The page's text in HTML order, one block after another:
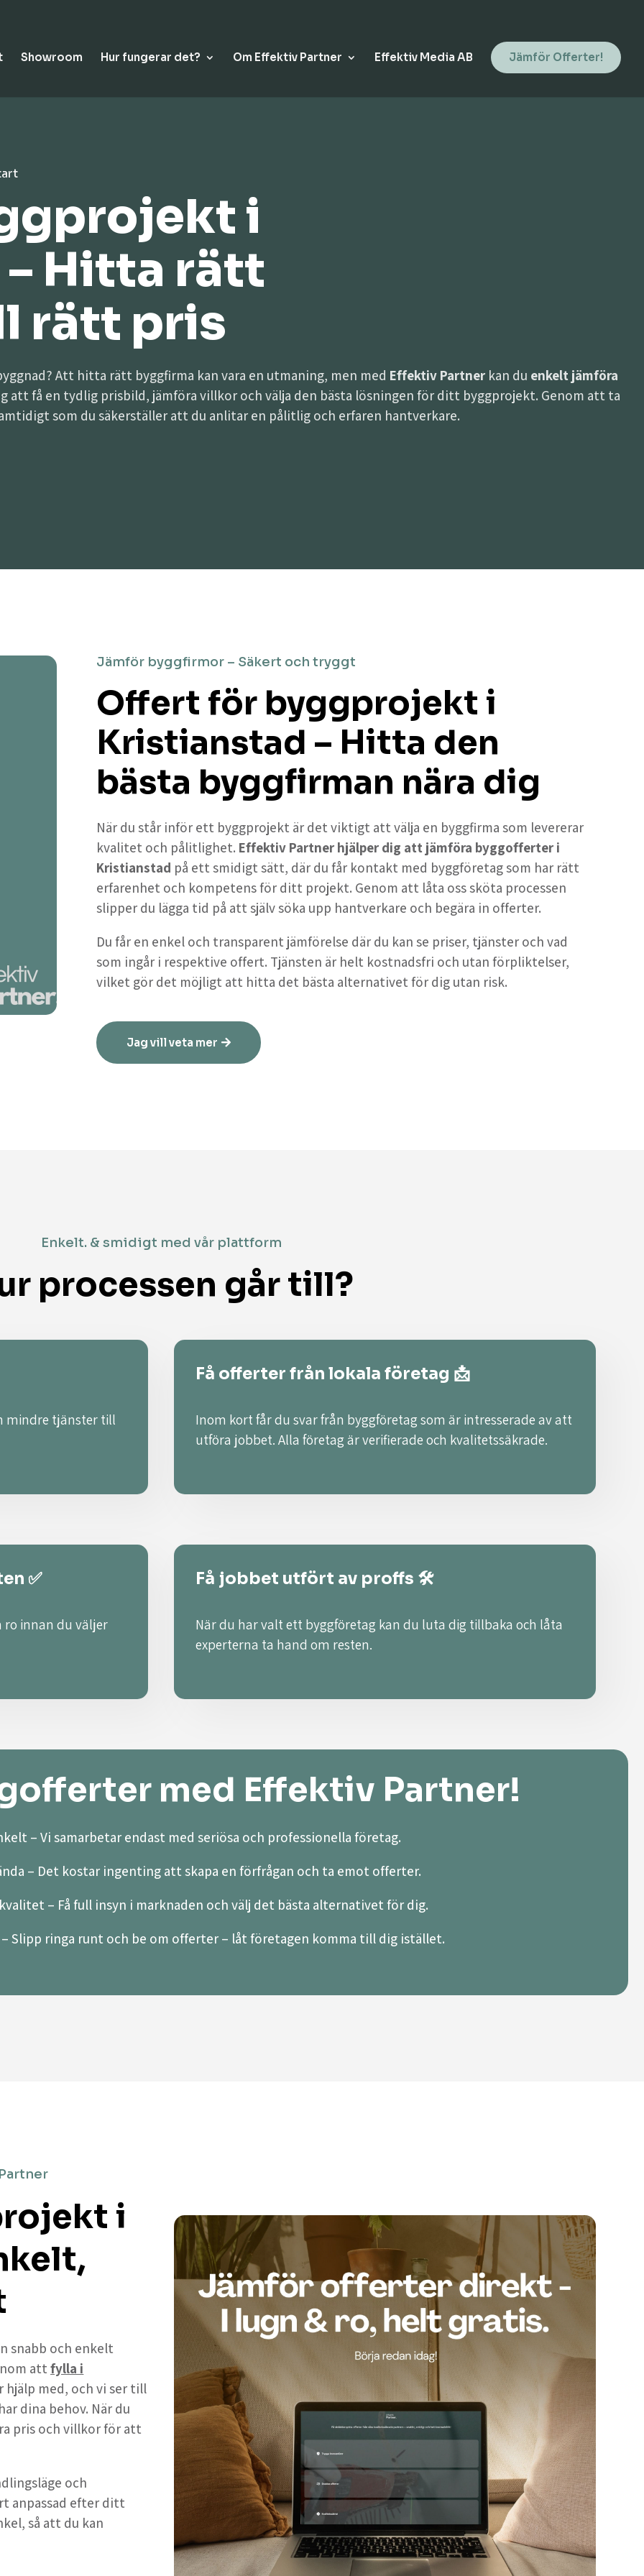
Showroom Hur fungerar det? Om Effektiv Partner Effektiv Media AB Jämför Offerter!
i
Hitta rätt
rätt pris
Att hitta rätt byggfirma kan vara en utmaning, men med Effektiv Partner kan du enkelt jämföra
att få en tydlig prisbild, jämföra villkor och välja den bästa lösningen för ditt byggprojekt. Genom att ta
som du säkerställer att du anlitar en pålitlig och erfaren hantverkare.
Jämför byggfirmor – Säkert och tryggt
Offert för byggprojekt i
Kristianstad – Hitta den
bästa byggfirman nära dig
När du står inför ett byggprojekt är det viktigt att välja en byggfirma som levererar
kvalitet och pålitlighet. Effektiv Partner hjälper dig att jämföra byggofferter i
Kristianstad på ett smidigt sätt, där du får kontakt med byggföretag som har rätt
erfarenhet och kompetens för ditt projekt. Genom att låta oss sköta processen
slipper du lägga tid på att själv söka upp hantverkare och begära in offerter.
Du får en enkel och transparent jämförelse där du kan se priser, tjänster och vad
som ingår i respektive offert. Tjänsten är helt kostnadsfri och utan förpliktelser,
vilket gör det möjligt att hitta det bästa alternativet för dig utan risk.
Jag vill veta mer
Enkelt. & smidigt med vår plattform
processen går till?
mindre tjänster till
Få offerter från lokala företag 📩
Inom kort får du svar från byggföretag som är intresserade av att
utföra jobbet. Alla företag är verifierade och kvalitetssäkrade.
✅
ro innan du väljer
Få jobbet utfört av proffs 🛠️
När du har valt ett byggföretag kan du luta dig tillbaka och låta
experterna ta hand om resten.
med Effektiv Partner!
– Vi samarbetar endast med seriösa och professionella företag.
– Det kostar ingenting att skapa en förfrågan och ta emot offerter.
– Få full insyn i marknaden och välj det bästa alternativet för dig.
– Slipp ringa runt och be om offerter – låt företagen komma till dig istället.
i
snabb och enkelt
attfylla i
med, och vi ser till
dina behov. När du
pris och villkor för att
och
anpassad efter ditt
så att du kan